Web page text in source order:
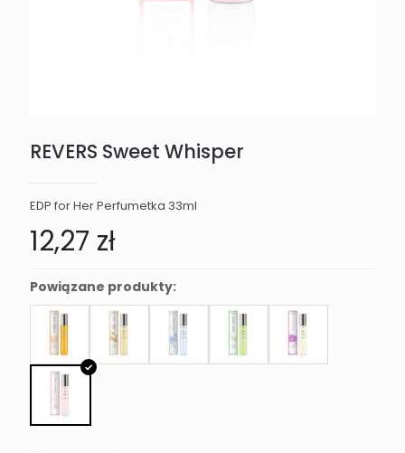
REVERS Sweet Whisper
EDP for Her Perfumetka 33ml
12,27 zł
Powiązane produkty: